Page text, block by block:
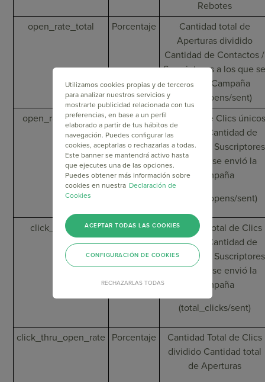
Rebotes
open_rate_total
Porcentaje
Cantidad total de
Aperturas dividido
Cantidad de Contactos /
Suscriptores a los que
envió la Campaña
(total_opens/sent)
open_rate_unique
Porcentaje Cantidad de Clics
dividido Cantidad de
Contactos / Suscriptores
a los que se envió la
Campaña
(unique_opens/sent)
click_thru_rate Porcentaje
Cantidad Total de Clics
dividido Cantidad de
Contactos / Suscriptores
a los que se envió la
Campaña
(total_clicks/sent)
click_thru_open_rate Porcentaje
Cantidad Total de Clics
dividido Cantidad total
de Aperturas
Utilizamos cookies propias y de terceros
para analizar nuestros servicios y
mostrarte publicidad relacionada con tus
preferencias, en base a un perfil
elaborado a partir de tus hábitos de
navegación. Puedes configurar las
cookies, aceptarlas o rechazarlas a todas.
Este banner se mantendrá activo hasta
que ejecutes una de las opciones.
Puedes obtener más información sobre
cookies en nuestra Declaración de
Cookies
RECHAZARLAS TODAS
ACEPTAR TODAS LAS COOKIES
CONFIGURACIÓN DE COOKIES